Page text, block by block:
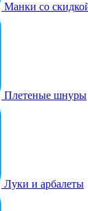
Манки со
Плетеные шнуры
Луки и арбалеты